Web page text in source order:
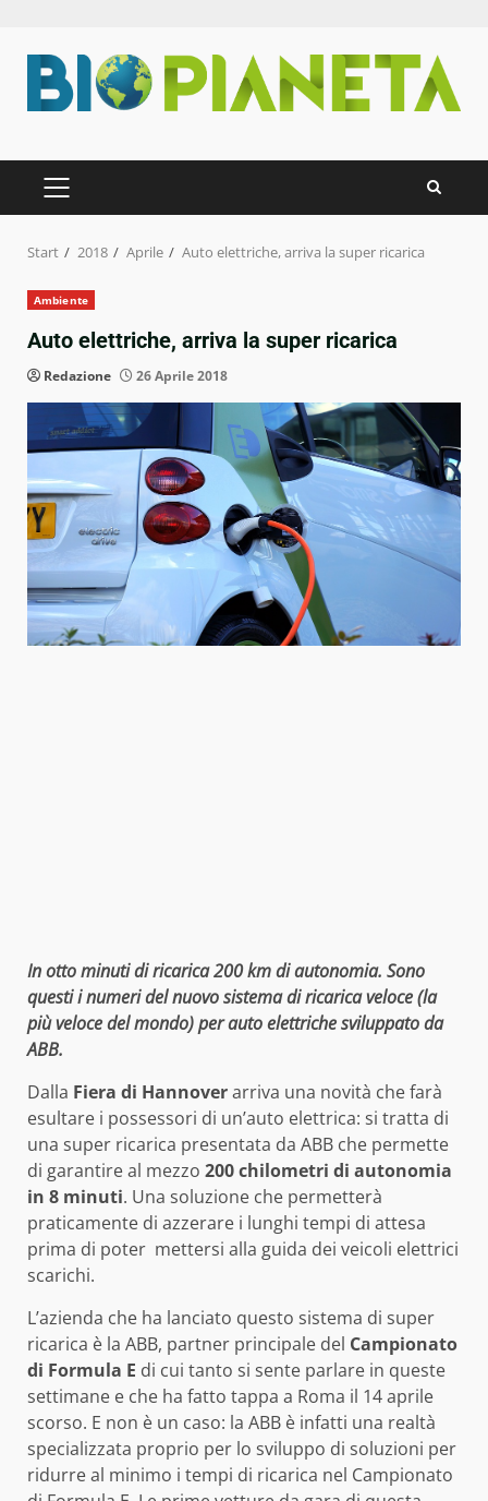
Inhalt
springen
PRIMÄRES
MENÜ
Start 2018 Aprile Auto elettriche, arriva la super ricarica
Ambiente
Auto elettriche, arriva la super ricarica
Redazione 26 Aprile 2018
In otto minuti di ricarica 200 km di autonomia. Sono
questi i numeri del nuovo sistema di ricarica veloce (la
più veloce del mondo) per auto elettriche sviluppato da
ABB.
Dalla Fiera di Hannoverarriva una novità che farà
esultare i possessori di un’auto elettrica: si tratta di
una super ricarica presentata da ABB che permette
di garantire al mezzo 200 chilometri di autonomia
in 8 minuti. Una soluzione che permetterà
praticamente di azzerare i lunghi tempi di attesa
prima di poter mettersi alla guida dei veicoli elettrici
scarichi.
L’azienda che ha lanciato questo sistema di super
ricarica è la ABB, partner principale del Campionato
di Formula E di cui tanto si sente parlare in queste
settimane e che ha fatto tappa a Roma il 14 aprile
scorso. E non è un caso: la ABB è infatti una realtà
specializzata proprio per lo sviluppo di soluzioni per
ridurre al minimo i tempi di ricarica nel Campionato